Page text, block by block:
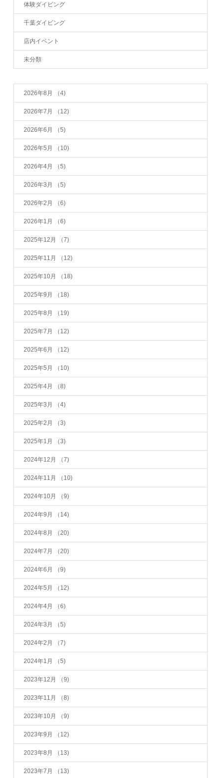
体験ダイビング
千葉ダイビング
店内イベント
未分類
2026年8月 （4)
2026年7月 （12)
2026年6月 （5)
2026年5月 （10)
2026年4月 （5)
2026年3月 （5)
2026年2月 （6)
2026年1月 （6)
2025年12月 （7)
2025年11月 （12)
2025年10月 （18)
2025年9月 （18)
2025年8月 （19)
2025年7月 （12)
2025年6月 （12)
2025年5月 （10)
2025年4月 （8)
2025年3月 （4)
2025年2月 （3)
2025年1月 （3)
2024年12月 （7)
2024年11月 （10)
2024年10月 （9)
2024年9月 （14)
2024年8月 （20)
2024年7月 （20)
2024年6月 （9)
2024年5月 （12)
2024年4月 （6)
2024年3月 （5)
2024年2月 （7)
2024年1月 （5)
2023年12月 （9)
2023年11月 （8)
2023年10月 （9)
2023年9月 （12)
2023年8月 （13)
2023年7月 （13)